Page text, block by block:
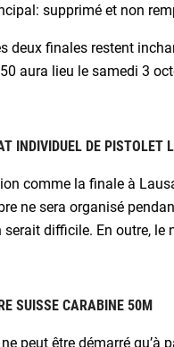
supprimé et non
deux finales restent
aura lieu le samedi 3
INDIVIDUEL DE PISTOLET
comme la finale à
ne sera organisé
difficile. En outre,
SUISSE CARABINE 50M
peut être démarré